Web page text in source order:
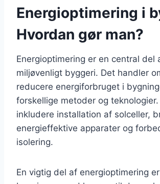
Energioptimering i
Hvordan gør man?
Energioptimering er en central del
miljøvenligt byggeri. Det handler
reducere energiforbruget i
forskellige metoder og
inkludere installation af solceller,
energieffektive apparater og
isolering.
En vigtig del af energioptimering